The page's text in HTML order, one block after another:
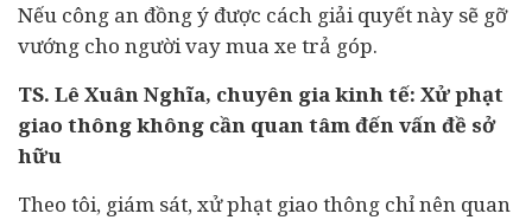
Nếu công an đồng ý được cách giải quyết này sẽ gỡ
vướng cho người vay mua xe trả góp.
TS. Lê Xuân Nghĩa, chuyên gia kinh tế: Xử phạt
giao thông không cần quan tâm đến vấn đề sở
hữu
Theo tôi, giám sát, xử phạt giao thông chỉ nên quan